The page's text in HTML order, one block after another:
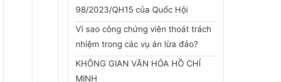
98/2023/QH15 của Quốc Hội
Vì sao công chứng viên thoát trách
nhiệm trong các vụ án lừa đảo?
KHÔNG GIAN VĂN HÓA HỒ CHÍ
MINH